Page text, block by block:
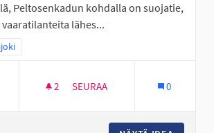
Peltosenkadun kohdalla on suojatie,
lähes...
mukaan: Läntinen Seinäjoki
2 2 SEURAAJAA
SEURAA 0